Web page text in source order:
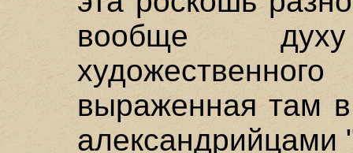
вообще духу
выраженная там
александрийцами